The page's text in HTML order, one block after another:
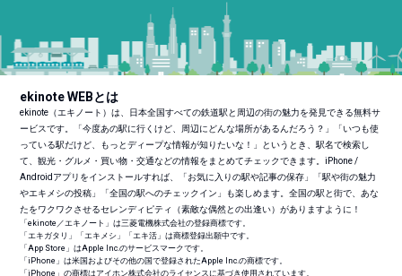
ekinote WEBとは
ekinote（エキノート）は、日本全国すべての鉄道駅と周辺の街の魅力を発見できる無料サ
ービスです。「今度あの駅に行くけど、周辺にどんな場所があるんだろう？」「いつも使
っている駅だけど、もっとディープな情報が知りたいな！」というとき、駅名で検索し
て、観光・グルメ・買い物・交通などの情報をまとめてチェックできます。iPhone /
Androidアプリをインストールすれば、「お気に入りの駅や記事の保存」「駅や街の魅力
やエキメシの投稿」「全国の駅へのチェックイン」も楽しめます。全国の駅と街で、あな
たをワクワクさせるセレンディピティ（素敵な偶然との出逢い）がありますように！
「ekinote／エキノート」は三菱電機株式会社の登録商標です。
「エキガタリ」「エキメシ」「エキ活」は商標登録出願中です。
「App Store」はApple Inc.のサービスマークです。
「iPhone」は米国およびその他の国で登録されたApple Inc.の商標です。
「iPhone」の商標はアイホン株式会社のライセンスに基づき使用されています。